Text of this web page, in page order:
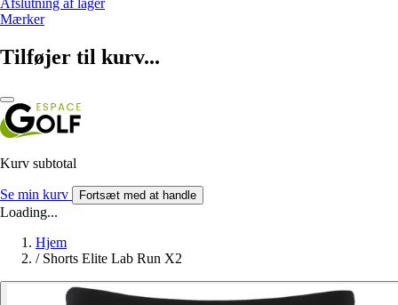
Afslutning af lager
Mærker
Tilføjer til kurv...
Kurv subtotal
Se min kurv Fortsæt med at handle
Loading...
Hjem
/ Shorts Elite Lab Run X2